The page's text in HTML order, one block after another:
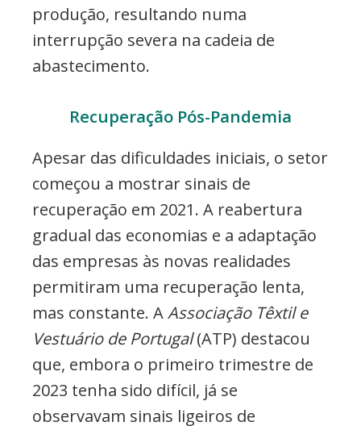
produção, resultando numa
interrupção severa na cadeia de
abastecimento.
Recuperação Pós-Pandemia
Apesar das dificuldades iniciais, o setor
começou a mostrar sinais de
recuperação em 2021. A reabertura
gradual das economias e a adaptação
das empresas às novas realidades
permitiram uma recuperação lenta,
mas constante. AAssociação Têxtil e
Vestuário de Portugal(ATP) destacou
que, embora o primeiro trimestre de
2023 tenha sido difícil, já se
observavam sinais ligeiros de